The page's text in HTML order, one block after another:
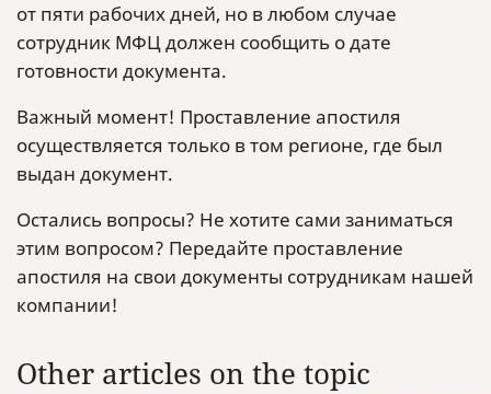
от пяти рабочих дней, но в любом случае
сотрудник МФЦ должен сообщить о дате
готовности документа.
Важный момент! Проставление апостиля
осуществляется только в том регионе, где был
выдан документ.
Остались вопросы? Не хотите сами заниматься
этим вопросом? Передайте проставление
апостиля на свои документы сотрудникам нашей
компании!
Other articles on the topic